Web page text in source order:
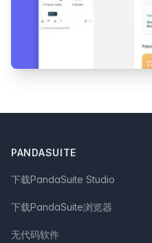
PANDASUITE
下载PandaSuite Studio
下载PandaSuite浏览器
无代码软件